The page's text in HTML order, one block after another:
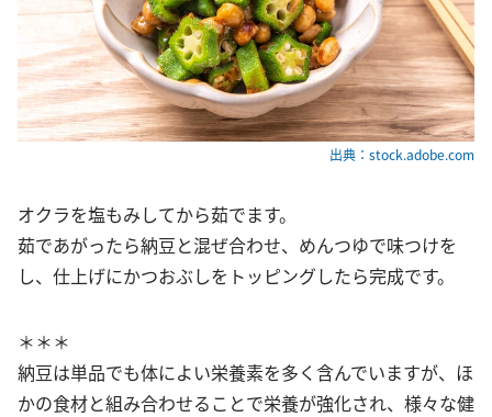
出典：stock.adobe.com
オクラを塩もみしてから茹でます。
茹であがったら納豆と混ぜ合わせ、めんつゆで味つけを
し、仕上げにかつおぶしをトッピングしたら完成です。
＊＊＊
納豆は単品でも体によい栄養素を多く含んでいますが、ほ
かの食材と組み合わせることで栄養が強化され、様々な健